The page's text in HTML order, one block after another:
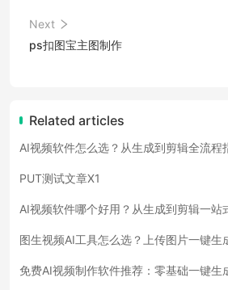
Next
ps扣图宝主图制作
Related articles
AI视频软件怎么选？从生成到剪辑全流程
PUT测试文章X1
AI视频软件哪个好用？从生成到剪辑一站
图生视频AI工具怎么选？上传图片一键生
免费AI视频制作软件推荐：零基础一键生